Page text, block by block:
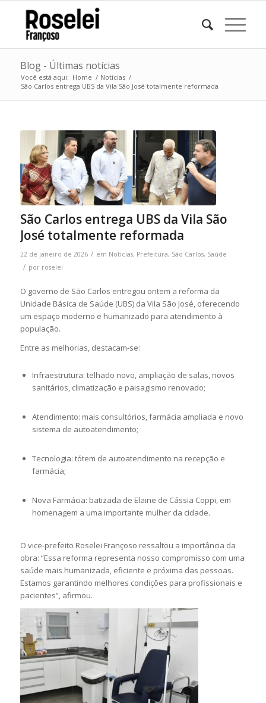
Blog - Últimas notícias
Você está aqui: Home / Notícias /
São Carlos entrega UBS da Vila São José totalmente reformada
São Carlos entrega UBS da Vila São
José totalmente reformada
22 de janeiro de 2026 / em Notícias, Prefeitura, São Carlos, Saúde
/ por roselei
O governo de São Carlos entregou ontem a reforma da
Unidade Básica de Saúde (UBS) da Vila São José, oferecendo
um espaço moderno e humanizado para atendimento à
população.
Entre as melhorias, destacam-se:
Infraestrutura: telhado novo, ampliação de salas, novos
sanitários, climatização e paisagismo renovado;
Atendimento: mais consultórios, farmácia ampliada e novo
sistema de autoatendimento;
Tecnologia: tótem de autoatendimento na recepção e
farmácia;
Nova Farmácia: batizada de Elaine de Cássia Coppi, em
homenagem a uma importante mulher da cidade.
O vice-prefeito Roselei Françoso ressaltou a importância da
obra: “Essa reforma representa nosso compromisso com uma
saúde mais humanizada, eficiente e próxima das pessoas.
Estamos garantindo melhores condições para profissionais e
pacientes”, afirmou.